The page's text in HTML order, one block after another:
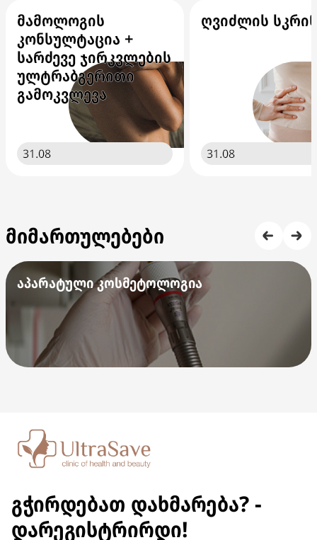
მამოლოგის
კონსულტაცია +
სარძევე ჯირკვლების
ულტრაბგერითი
გამოკვლევა
31.08
ღვიძლის
31.08
მიმართულებები
აპარატული კოსმეტოლოგია
გჭირდებათ დახმარება? -
დარეგისტრირდი!